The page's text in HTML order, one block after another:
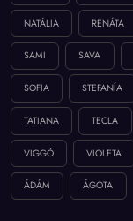
NATÁLIA RENÁTA
SAMI SAVA
SOFIA STEFANÍA
TATIANA TECLA
VIGGÓ VIOLETA
ÁDÁM ÁGOTA